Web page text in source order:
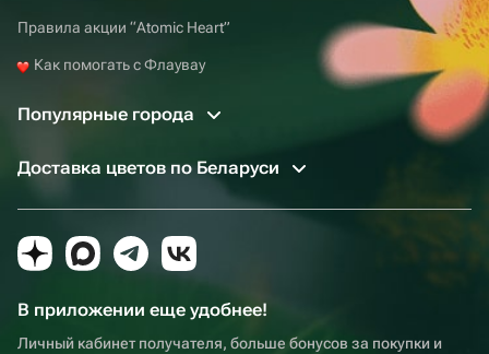
Правила акции “Atomic Heart”
Как помогать с Флаувау
Популярные города
Доставка цветов по Беларуси
В приложении еще удобнее!
Личный кабинет получателя, больше бонусов за покупки и